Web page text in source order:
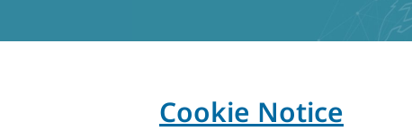
Cookie Notice